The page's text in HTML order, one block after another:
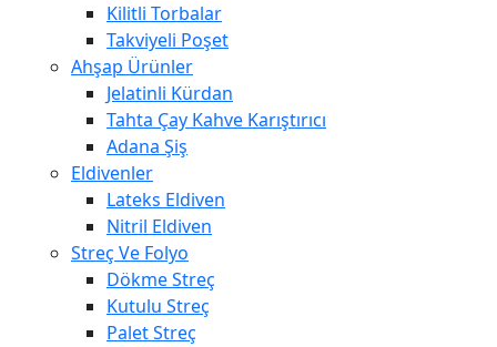
Kilitli Torbalar
Takviyeli Poşet
Ahşap Ürünler
Jelatinli Kürdan
Tahta Çay Kahve Karıştırıcı
Adana Şiş
Eldivenler
Lateks Eldiven
Nitril Eldiven
Streç Ve Folyo
Dökme Streç
Kutulu Streç
Palet Streç